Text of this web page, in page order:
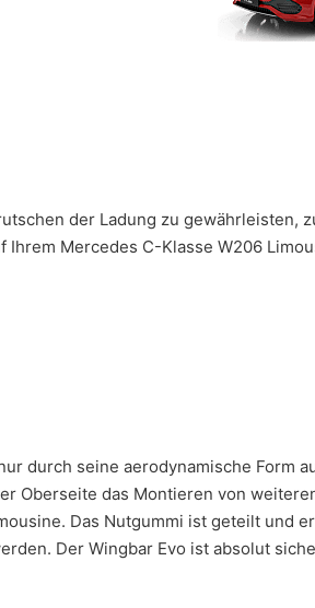
der Ladung zu gewährleisten,
Mercedes C-Klasse W206
durch seine aerodynamische Form
Oberseite das Montieren von
Das Nutgummi ist geteilt und
Der Wingbar Evo ist absolut